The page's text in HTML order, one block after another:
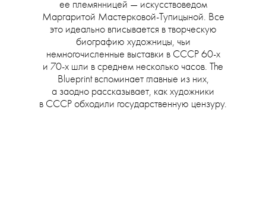
ее племянницей — искусствоведом
Маргаритой Мастерковой-Тупицыной. Все
это идеально вписывается в творческую
биографию художницы, чьи
немногочисленные выставки в СССР 60-х
и 70-х шли в среднем несколько часов. The
Blueprint вспоминает главные из них,
а заодно рассказывает, как художники
в СССР обходили государственную цензуру.